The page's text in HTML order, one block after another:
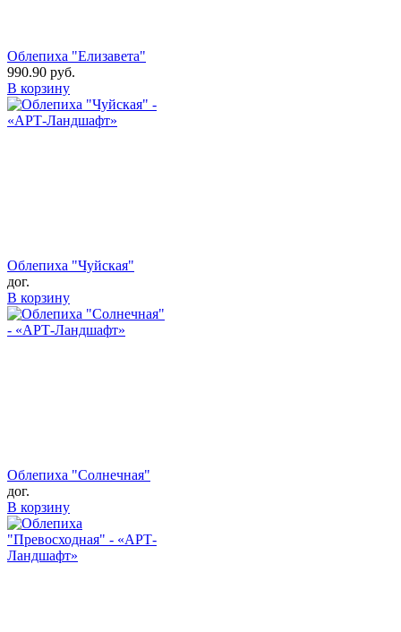
Облепиха "Елизавета"
990.90 руб.
В корзину
Облепиха "Чуйская"
дог.
В корзину
Облепиха "Солнечная"
дог.
В корзину